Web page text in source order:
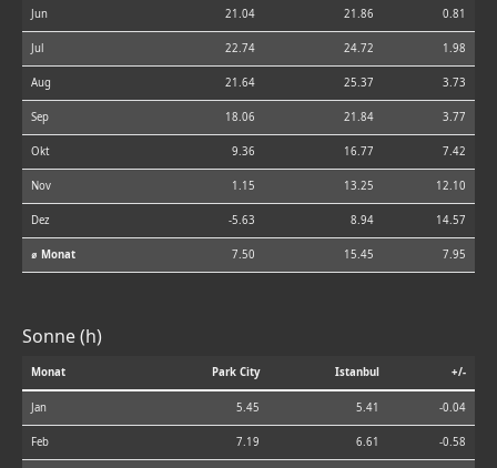
Jun 21.04 21.86 0.81
Jul 22.74 24.72 1.98
Aug 21.64 25.37 3.73
Sep 18.06 21.84 3.77
Okt 9.36 16.77 7.42
Nov 1.15 13.25 12.10
Dez -5.63 8.94 14.57
⌀ Monat 7.50 15.45 7.95
Sonne (h)
Monat Park City Istanbul +/-
Jan 5.45 5.41 -0.04
Feb 7.19 6.61 -0.58